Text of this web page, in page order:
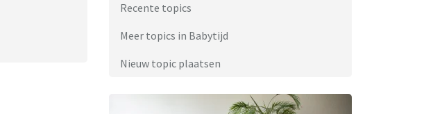
Recente topics
Meer topics in Babytijd
Nieuw topic plaatsen